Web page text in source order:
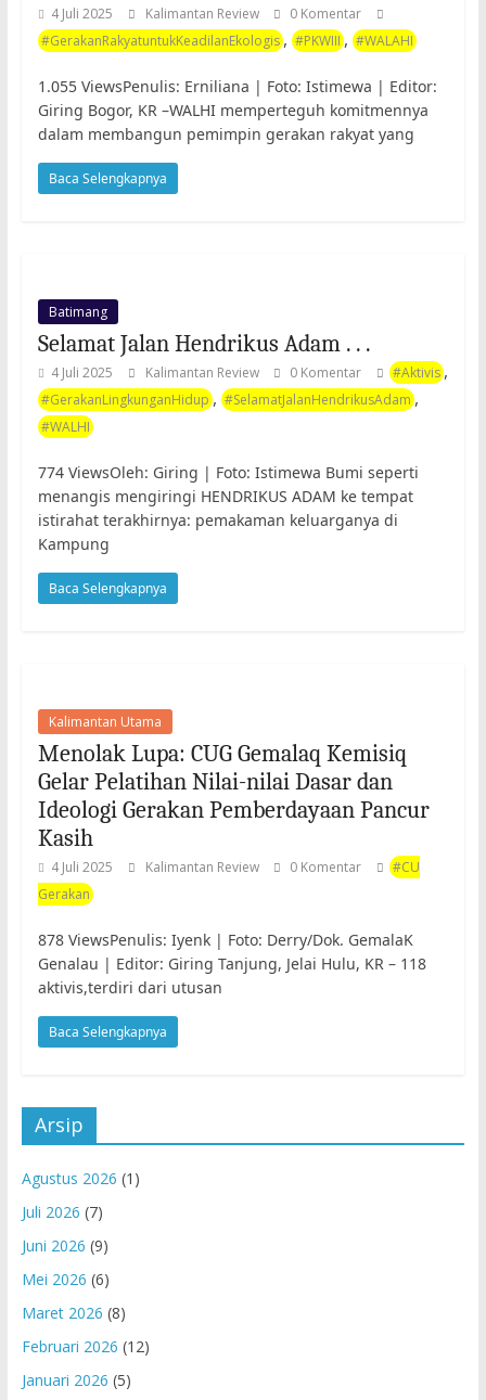
4 Juli 2025 Kalimantan Review
0 Komentar
#GerakanRakyatuntukKeadilanEkologis, #PKWIII , #WALAHI
1.055 ViewsPenulis: Erniliana | Foto: Istimewa | Editor:
Giring Bogor, KR –WALHI memperteguh komitmennya
dalam membangun pemimpin gerakan rakyat yang
Baca Selengkapnya
Batimang
Selamat Jalan Hendrikus Adam . . .
4 Juli 2025 Kalimantan Review 0 Komentar #Aktivis,
#GerakanLingkunganHidup , #SelamatJalanHendrikusAdam ,
#WALHI
774 ViewsOleh: Giring | Foto: Istimewa Bumi seperti
menangis mengiringi HENDRIKUS ADAM ke tempat
istirahat terakhirnya: pemakaman keluarganya di
Kampung
Baca Selengkapnya
Kalimantan Utama
Menolak Lupa: CUG Gemalaq Kemisiq
Gelar Pelatihan Nilai-nilai Dasar dan
Ideologi Gerakan Pemberdayaan Pancur
Kasih
4 Juli 2025 Kalimantan Review 0 Komentar
#CU
Gerakan
878 ViewsPenulis: Iyenk | Foto: Derry/Dok. GemalaK
Genalau | Editor: Giring Tanjung, Jelai Hulu, KR – 118
aktivis,terdiri dari utusan
Baca Selengkapnya
Arsip
Agustus 2026 (1)
Juli 2026 (7)
Juni 2026 (9)
Mei 2026 (6)
Maret 2026 (8)
Februari 2026 (12)
Januari 2026 (5)